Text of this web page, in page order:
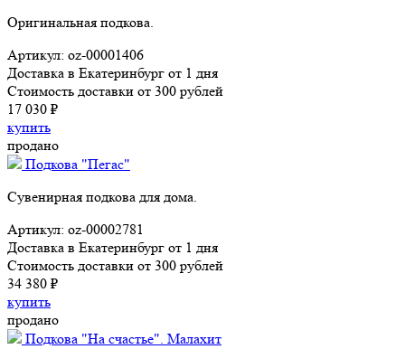
Оригинальная подкова.
Артикул: oz-00001406
Доставка в Екатеринбург от 1 дня
Стоимость доставки от 300 рублей
17 030 ₽
купить
продано
Подкова "Пегас"
Сувенирная подкова для дома.
Артикул: oz-00002781
Доставка в Екатеринбург от 1 дня
Стоимость доставки от 300 рублей
34 380 ₽
купить
продано
Подкова "На счастье". Малахит